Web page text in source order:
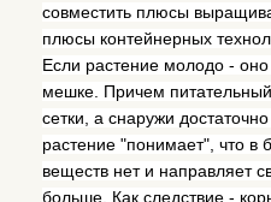
совместить плюсы
плюсы контейнерных
Если растение молодо -
мешке. Причем питательный
сетки, а снаружи
растение "понимает", что в
веществ нет и направляет
больше. Как следствие -